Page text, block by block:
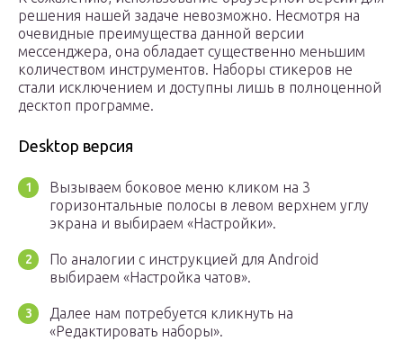
решения нашей задаче невозможно. Несмотря на
очевидные преимущества данной версии
мессенджера, она обладает существенно меньшим
количеством инструментов. Наборы стикеров не
стали исключением и доступны лишь в полноценной
десктоп программе.
Desktop версия
Вызываем боковое меню кликом на 3
горизонтальные полосы в левом верхнем углу
экрана и выбираем «Настройки».
По аналогии с инструкцией для Android
выбираем «Настройка чатов».
Далее нам потребуется кликнуть на
«Редактировать наборы».